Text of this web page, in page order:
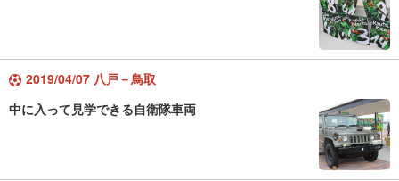
2019/04/07 八戸－鳥取
中に入って見学できる自衛隊車両